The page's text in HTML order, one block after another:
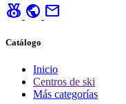
social_leaderboard public mail
Catálogo
Inicio
Centros de ski
Más categorías